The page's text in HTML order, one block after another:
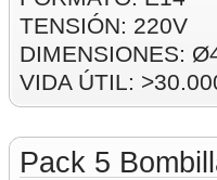
TENSIÓN: 220V
DIMENSIONES:
VIDA ÚTIL:
Pack 5